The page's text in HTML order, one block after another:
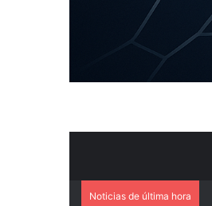
Noticias de última hora